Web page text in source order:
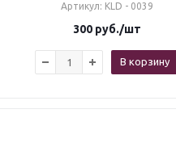
Артикул: KLD - 0039
300руб./шт
В корзину